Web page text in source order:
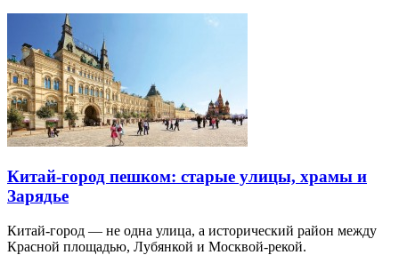
Китай-город пешком: старые улицы, храмы и
Зарядье
Китай-город — не одна улица, а исторический район между
Красной площадью, Лубянкой и Москвой-рекой.